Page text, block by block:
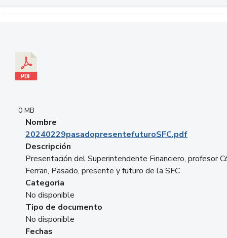
0 MB
Nombre
20240229pasadopresentefuturoSFC.pdf
Descripción
Presentación del Superintendente Financiero, profesor
Ferrari, Pasado, presente y futuro de la SFC
Categoria
No disponible
Tipo de documento
No disponible
Fechas